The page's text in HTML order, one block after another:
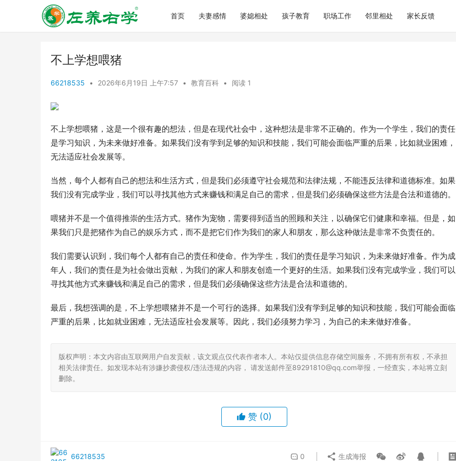
首页 夫妻感情 婆媳相处 孩子教育 职场工作 邻里相处 家长反馈
不上学想喂猪
66218535 • 2026年6月19日 上午7:57 • 教育百科 • 阅读 1
不上学想喂猪，这是一个很有趣的想法，但是在现代社会中，这种想法是非常不正确的。作为一个学生，我们的责任
是学习知识，为未来做好准备。如果我们没有学到足够的知识和技能，我们可能会面临严重的后果，比如就业困难，
无法适应社会发展等。
当然，每个人都有自己的想法和生活方式，但是我们必须遵守社会规范和法律法规，不能违反法律和道德标准。如果
我们没有完成学业，我们可以寻找其他方式来赚钱和满足自己的需求，但是我们必须确保这些方法是合法和道德的。
喂猪并不是一个值得推崇的生活方式。猪作为宠物，需要得到适当的照顾和关注，以确保它们健康和幸福。但是，如
果我们只是把猪作为自己的娱乐方式，而不是把它们作为我们的家人和朋友，那么这种做法是非常不负责任的。
我们需要认识到，我们每个人都有自己的责任和使命。作为学生，我们的责任是学习知识，为未来做好准备。作为成
年人，我们的责任是为社会做出贡献，为我们的家人和朋友创造一个更好的生活。如果我们没有完成学业，我们可以
寻找其他方式来赚钱和满足自己的需求，但是我们必须确保这些方法是合法和道德的。
最后，我想强调的是，不上学想喂猪并不是一个可行的选择。如果我们没有学到足够的知识和技能，我们可能会面临
严重的后果，比如就业困难，无法适应社会发展等。因此，我们必须努力学习，为自己的未来做好准备。
版权声明：本文内容由互联网用户自发贡献，该文观点仅代表作者本人。本站仅提供信息存储空间服务，不拥有所有权，不承担
相关法律责任。如发现本站有涉嫌抄袭侵权/违法违规的内容， 请发送邮件至89291810@qq.com举报，一经查实，本站将立刻
删除。
赞 (0)
66218535 0 生成海报